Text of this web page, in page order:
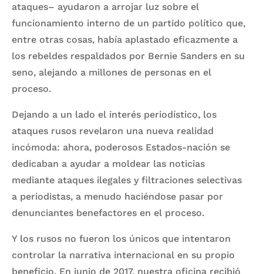
ataques– ayudaron a arrojar luz sobre el
funcionamiento interno de un partido político que,
entre otras cosas, había aplastado eficazmente a
los rebeldes respaldados por Bernie Sanders en su
seno, alejando a millones de personas en el
proceso.
Dejando a un lado el interés periodístico, los
ataques rusos revelaron una nueva realidad
incómoda: ahora, poderosos Estados-nación se
dedicaban a ayudar a moldear las noticias
mediante ataques ilegales y filtraciones selectivas
a periodistas, a menudo haciéndose pasar por
denunciantes benefactores en el proceso.
Y los rusos no fueron los únicos que intentaron
controlar la narrativa internacional en su propio
beneficio. En junio de 2017, nuestra oficina recibió